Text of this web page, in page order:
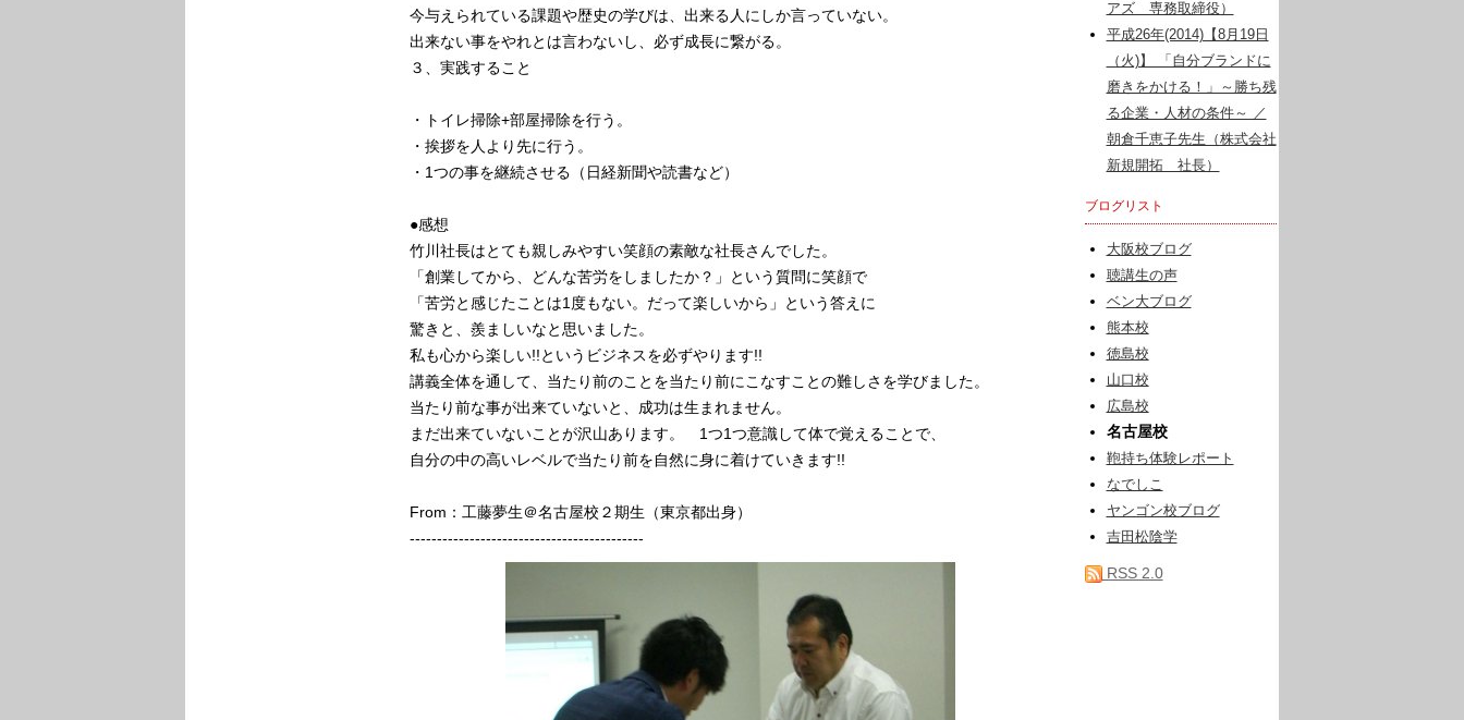
今与えられている課題や歴史の学びは、出来る人にしか言っていない。
出来ない事をやれとは言わないし、必ず成長に繋がる。
３、実践すること
・トイレ掃除+部屋掃除を行う。
・挨拶を人より先に行う。
・1つの事を継続させる（日経新聞や読書など）
●感想
竹川社長はとても親しみやすい笑顔の素敵な社長さんでした。
「創業してから、どんな苦労をしましたか？」という質問に笑顔で
「苦労と感じたことは1度もない。だって楽しいから」という答えに
驚きと、羨ましいなと思いました。
私も心から楽しい!!というビジネスを必ずやります!!
講義全体を通して、当たり前のことを当たり前にこなすことの難しさを学びました。
当たり前な事が出来ていないと、成功は生まれません。
まだ出来ていないことが沢山あります。 1つ1つ意識して体で覚えることで、
自分の中の高いレベルで当たり前を自然に身に着けていきます!!
From：工藤夢生＠名古屋校２期生（東京都出身）
-------------------------------------------
アズ 専務取締役）
平成26年(2014)【8月19日
（火)】 「自分ブランドに
磨きをかける！」～勝ち残
る企業・人材の条件～ ／
朝倉千恵子先生（株式会社
新規開拓 社長）
ブログリスト
大阪校ブログ
聴講生の声
ベン大ブログ
熊本校
徳島校
山口校
広島校
名古屋校
鞄持ち体験レポート
なでしこ
ヤンゴン校ブログ
吉田松陰学
RSS 2.0